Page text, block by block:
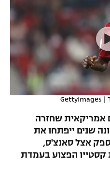
|
GettyImages
אמריקאית שחזרה
שנים ייפתחו את
בספק אצל סאנצ'ס,
קסטייו הפצוע בעמדת